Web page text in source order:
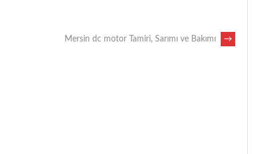
Mersin dc motor Tamiri, Sarımı ve Bakımı →